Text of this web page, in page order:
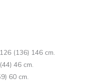
(136) 146 cm.
46 cm.
60 cm.